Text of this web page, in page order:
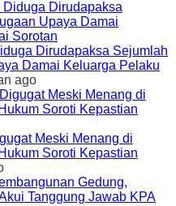
Dirudapaksa Sejumlah
Damai Keluarga Pelaku
ago
Meski Menang di
Soroti Kepastian